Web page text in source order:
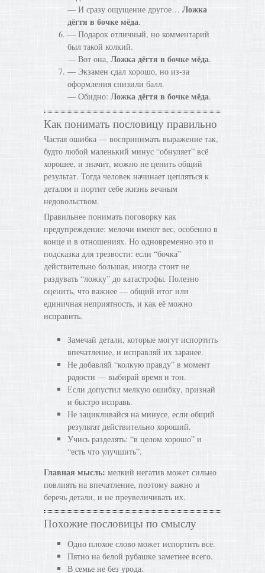
— И сразу ощущение другое… Ложка
дёгтя в бочке мёда.
— Подарок отличный, но комментарий
был такой колкий.
— Вот она, Ложка дёгтя в бочке мёда.
— Экзамен сдал хорошо, но из-за
оформления снизили балл.
— Обидно: Ложка дёгтя в бочке мёда.
Как понимать пословицу правильно
Частая ошибка — воспринимать выражение так,
будто любой маленький минус “обнуляет” всё
хорошее, и значит, можно не ценить общий
результат. Тогда человек начинает цепляться к
деталям и портит себе жизнь вечным
недовольством.
Правильнее понимать поговорку как
предупреждение: мелочи имеют вес, особенно в
конце и в отношениях. Но одновременно это и
подсказка для трезвости: если “бочка”
действительно большая, иногда стоит не
раздувать “ложку” до катастрофы. Полезно
оценить, что важнее — общий итог или
единичная неприятность, и как её можно
исправить.
Замечай детали, которые могут испортить
впечатление, и исправляй их заранее.
Не добавляй “колкую правду” в момент
радости — выбирай время и тон.
Если допустил мелкую ошибку, признай
и быстро исправь.
Не зацикливайся на минусе, если общий
результат действительно хороший.
Учись разделять: “в целом хорошо” и
“есть что улучшить”.
Главная мысль: мелкий негатив может сильно
повлиять на впечатление, поэтому важно и
беречь детали, и не преувеличивать их.
Похожие пословицы по смыслу
Одно плохое слово может испортить всё.
Пятно на белой рубашке заметнее всего.
В семье не без урода.